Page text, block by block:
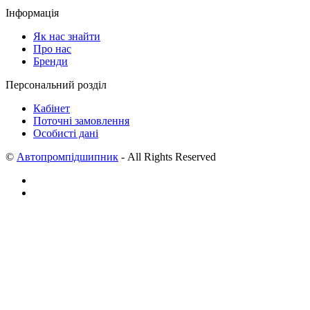
Інформація
Як нас знайти
Про нас
Бренди
Персональний розділ
Кабінет
Поточні замовлення
Особисті дані
© Автопромпідшипник - All Rights Reserved